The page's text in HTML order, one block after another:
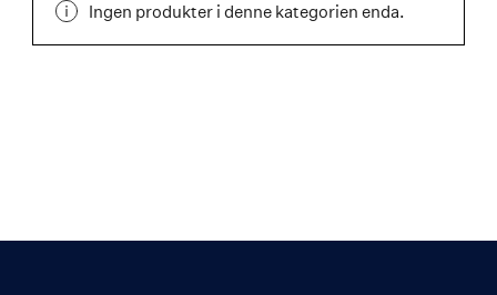
Ingen produkter i denne kategorien enda.